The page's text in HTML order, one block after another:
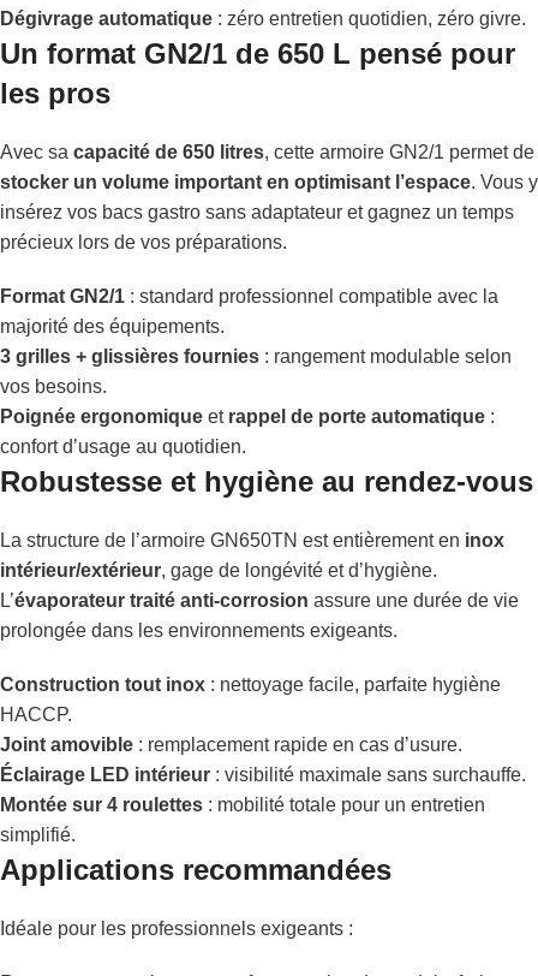
Dégivrage automatique : zéro entretien quotidien, zéro givre.
Un format GN2/1 de 650 L pensé pour
les pros
Avec sa capacité de 650 litres, cette armoire GN2/1 permet de
stocker un volume important en optimisant l’espace. Vous y
insérez vos bacs gastro sans adaptateur et gagnez un temps
précieux lors de vos préparations.
Format GN2/1 : standard professionnel compatible avec la
majorité des équipements.
3 grilles + glissières fournies : rangement modulable selon
vos besoins.
Poignée ergonomique et rappel de porte automatique :
confort d’usage au quotidien.
Robustesse et hygiène au rendez-vous
La structure de l’armoire GN650TN est entièrement en inox
intérieur/extérieur, gage de longévité et d’hygiène.
L’évaporateur traité anti-corrosion assure une durée de vie
prolongée dans les environnements exigeants.
Construction tout inox : nettoyage facile, parfaite hygiène
HACCP.
Joint amovible : remplacement rapide en cas d’usure.
Éclairage LED intérieur : visibilité maximale sans surchauffe.
Montée sur 4 roulettes : mobilité totale pour un entretien
simplifié.
Applications recommandées
Idéale pour les professionnels exigeants :